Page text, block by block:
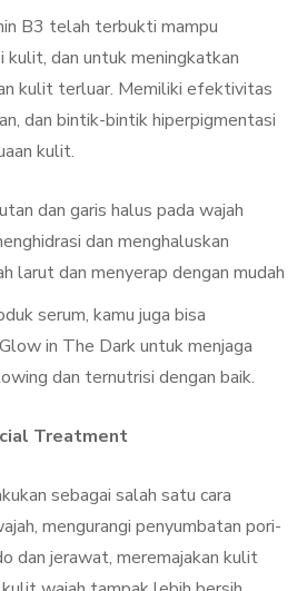
B3 telah terbukti mampu
kulit, dan untuk meningkatkan
kulit terluar. Memiliki efektivitas
dan bintik-bintik hiperpigmentasi
kulit.
dan garis halus pada wajah
dan menghaluskan
larut dan menyerap dengan mudah
serum, kamu juga bisa
in The Dark untuk menjaga
dan ternutrisi dengan baik.
Treatment
sebagai salah satu cara
mengurangi penyumbatan pori-
dan jerawat, meremajakan kulit